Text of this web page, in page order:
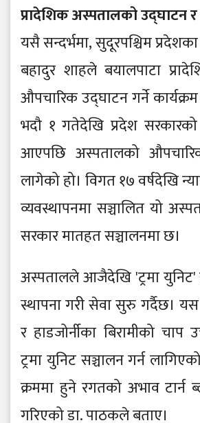
प्रादेशिक अस्पतालको उद्घाटन
यसै सन्दर्भमा, सुदूरपश्चिम
बहादुर शाहले बयालपाटा
औपचारिक उद्घाटन गर्ने
भदौ १ गतेदेखि प्रदेश सरकारको
आएपछि अस्पतालको
लागेको हो। विगत १७ वर्षदेखि
व्यवस्थापनमा सञ्चालित यो
सरकार मातहत सञ्चालनमा छ।
अस्पतालले आजैदेखि 'ट्रमा
स्थापना गरी सेवा सुरु गर्दैछ। यस
र हाडजोर्नीका बिरामीको
ट्रमा युनिट सञ्चालन गर्न
क्रममा हुने रगतको अभाव टार्न
गरिएको डा. पाठकले बताए।